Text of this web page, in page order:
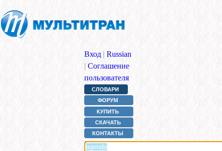
Вход | Russian
| Соглашение
пользователя
СЛОВАРИ
ФОРУМ
КУПИТЬ
СКАЧАТЬ
КОНТАКТЫ